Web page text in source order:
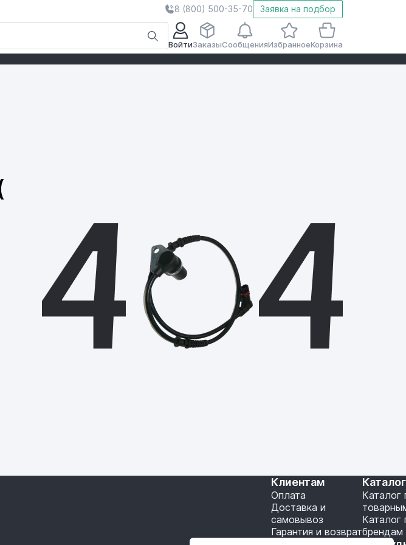
8 (800) 500-35-70 Заявка на подбор
ВойтиЗаказыСообщенияИзбранноеКорзина
Клиентам
Оплата
Доставка и
самовывоз
Гарантия и возврат
Каталог
Каталог
брендам